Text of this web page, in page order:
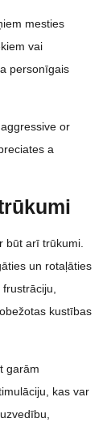
mesties
vai
personīgais
or
a
būt arī trūkumi.
un rotaļāties
kustības
garām
kas var